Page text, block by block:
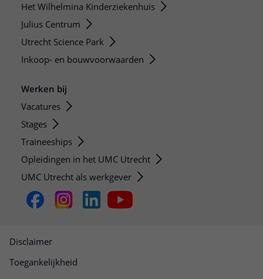
Het Wilhelmina Kinderziekenhuis
Julius Centrum
Utrecht Science Park
Inkoop- en bouwvoorwaarden
Werken bij
Vacatures
Stages
Traineeships
Opleidingen in het UMC Utrecht
UMC Utrecht als werkgever
Disclaimer
Toegankelijkheid